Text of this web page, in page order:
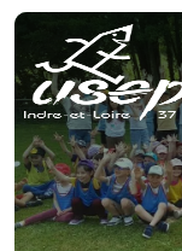
Panneau de gestion